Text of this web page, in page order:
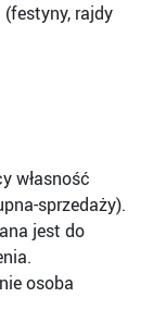
rajdy
własność
sprzedaży).
jest do
osoba